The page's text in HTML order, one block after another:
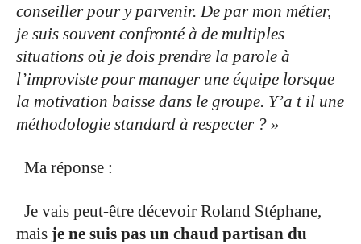
conseiller pour y parvenir. De par mon métier,
je suis souvent confronté à de multiples
situations où je dois prendre la parole à
l’improviste pour manager une équipe lorsque
la motivation baisse dans le groupe. Y’a t il une
méthodologie standard à respecter ? »
Ma réponse :
Je vais peut-être décevoir Roland Stéphane,
mais je ne suis pas un chaud partisan du